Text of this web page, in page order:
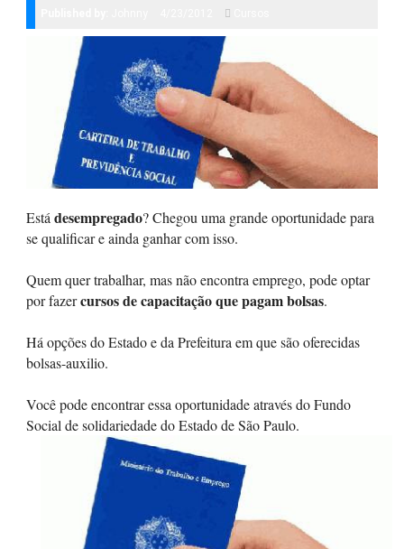
Está desempregado? Chegou uma grande oportunidade para
se qualificar e ainda ganhar com isso.
Quem quer trabalhar, mas não encontra emprego, pode optar
por fazercursos de capacitação que pagam bolsas.
Há opções do Estado e da Prefeitura em que são oferecidas
bolsas-auxilio.
Você pode encontrar essa oportunidade através do Fundo
Social de solidariedade do Estado de São Paulo.